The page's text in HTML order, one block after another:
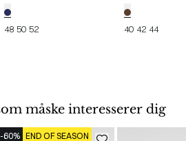
48 50 52 40 42 44
måske interesserer dig
-60% END OF SEASON